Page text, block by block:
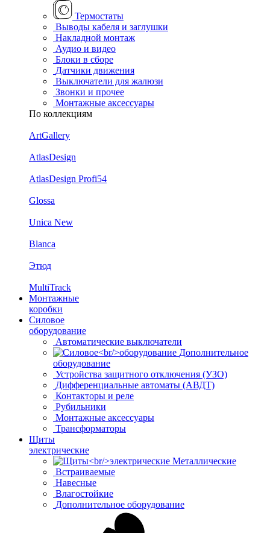
Термостаты
Выводы кабеля и заглушки
Накладной монтаж
Аудио и видео
Блоки в сборе
Датчики движения
Выключатели для жалюзи
Звонки и прочее
Монтажные аксессуары
По коллекциям
ArtGallery
AtlasDesign
AtlasDesign Profi54
Glossa
Unica New
Blanca
Этюд
MultiTrack
Монтажные
коробки
Силовое
оборудование
Автоматические выключатели
Дополнительное
оборудование
Устройства защитного отключения (УЗО)
Дифференциальные автоматы (АВДТ)
Контакторы и реле
Рубильники
Монтажные аксессуары
Трансформаторы
Щиты
электрические
Металлические
Встраиваемые
Навесные
Влагостойкие
Дополнительное оборудование